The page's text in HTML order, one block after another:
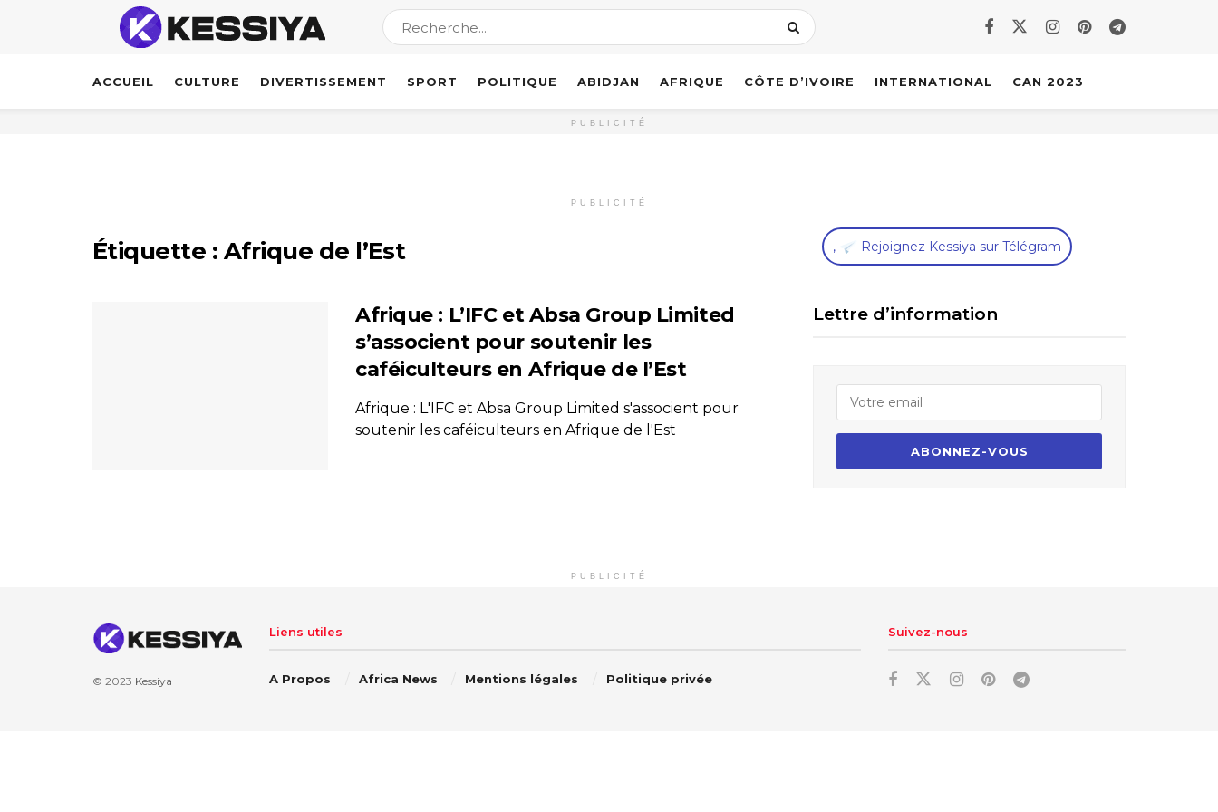
ACCUEIL CULTURE DIVERTISSEMENT SPORT POLITIQUE ABIDJAN AFRIQUE CÔTE D’IVOIRE INTERNATIONAL CAN 2023
PUBLICITÉ
PUBLICITÉ
Étiquette : Afrique de l’Est
Afrique : L’IFC et Absa Group Limited
s’associent pour soutenir les
caféiculteurs en Afrique de l’Est
Afrique : L'IFC et Absa Group Limited s'associent pour
soutenir les caféiculteurs en Afrique de l'Est
, Rejoignez Kessiya sur Télégram
Lettre d’information
PUBLICITÉ
© 2023 Kessiya
Liens utiles
A Propos Africa News Mentions légales Politique privée
Suivez-nous